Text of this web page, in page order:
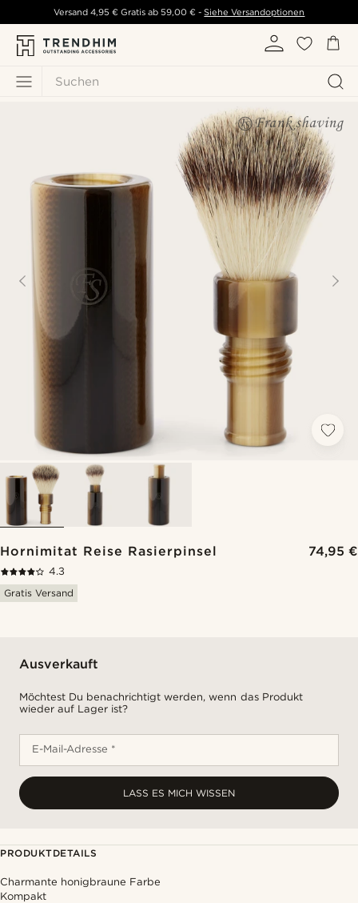
Suchen
Versand 4,95 € Gratis ab 59,00 € - Siehe Versandoptionen
Hornimitat Reise Rasierpinsel 74,95 €
4.3
Gratis Versand
Ausverkauft
Möchtest Du benachrichtigt werden, wenn das Produkt
wieder auf Lager ist?
E-Mail-Adresse *
LASS ES MICH WISSEN
PRODUKTDETAILS
Charmante honigbraune Farbe
Kompakt